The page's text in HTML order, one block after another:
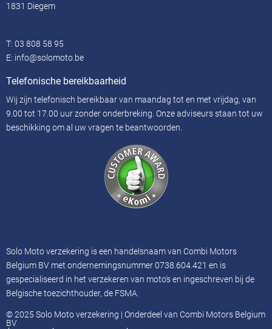
1831 Diegem
T: 03 808 58 95
E: info@solomoto.be
Telefonische bereikbaarheid
Wij zijn telefonisch bereikbaar van maandag tot en met vrijdag, van
9.00 tot 17.00 uur zonder onderbreking. Onze adviseurs staan ​​tot uw
beschikking om al uw vragen te beantwoorden.
Solo Moto verzekering is een handelsnaam van Combi Motors
Belgium BV met ondernemingsnummer 0738.604.421 en is
gespecialiseerd in het verzekeren van moto's en ingeschreven bij de
Belgische toezichthouder, de FSMA.
© 2025 Solo Moto verzekering | Onderdeel van Combi Motors Belgium
BV